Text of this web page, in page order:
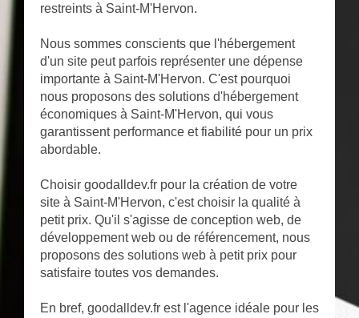
restreints à Saint-M'Hervon.
Nous sommes conscients que l'hébergement
d'un site peut parfois représenter une dépense
importante à Saint-M'Hervon. C'est pourquoi
nous proposons des solutions d'hébergement
économiques à Saint-M'Hervon, qui vous
garantissent performance et fiabilité pour un prix
abordable.
Choisir goodalldev.fr pour la création de votre
site à Saint-M'Hervon, c'est choisir la qualité à
petit prix. Qu'il s'agisse de conception web, de
développement web ou de référencement, nous
proposons des solutions web à petit prix pour
satisfaire toutes vos demandes.
En bref, goodalldev.fr est l'agence idéale pour les